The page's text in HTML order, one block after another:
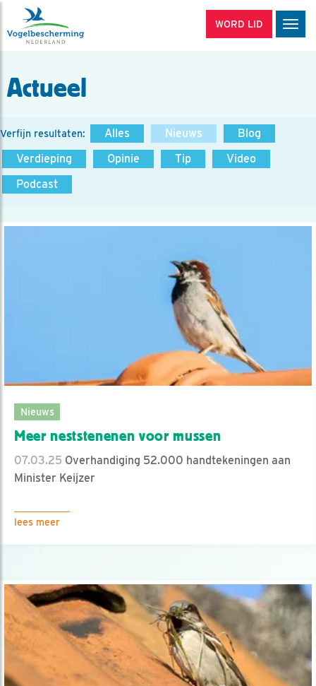
WORD LID
Actueel
Verfijn resultaten: Alles Nieuws
Blog
Verdieping
Opinie Tip
Video
Podcast
Nieuws
Meer neststenenen voor mussen
07.03.25 Overhandiging 52.000 handtekeningen aan
Minister Keijzer
lees meer